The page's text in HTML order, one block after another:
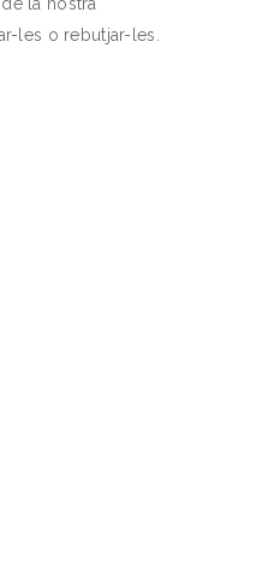
les o rebutjar-les.